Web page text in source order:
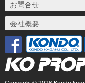
お問合せ
会社概要